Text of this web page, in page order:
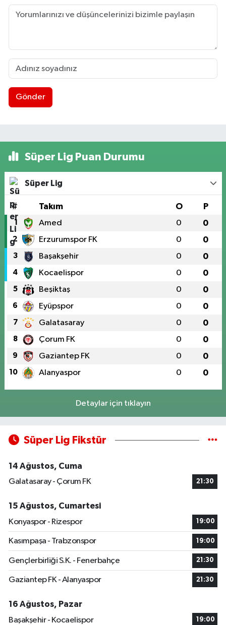
Gönder
Süper Lig Puan Durumu
Süper Lig
# Takım O P
1 Amed 0 0
2 Erzurumspor FK 0 0
3 Başakşehir 0 0
4 Kocaelispor 0 0
5 Beşiktaş 0 0
6 Eyüpspor 0 0
7 Galatasaray 0 0
8 Çorum FK 0 0
9 Gaziantep FK 0 0
10 Alanyaspor 0 0
Detaylar için tıklayın
Süper Lig Fikstür
14 Ağustos, Cuma
Galatasaray - Çorum FK
21:30
15 Ağustos, Cumartesi
Konyaspor - Rizespor
19:00
Kasımpaşa - Trabzonspor 19:00
Gençlerbirliği S.K. - Fenerbahçe 21:30
Gaziantep FK - Alanyaspor 21:30
16 Ağustos, Pazar
Başakşehir - Kocaelispor
19:00